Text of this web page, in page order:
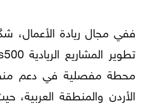
ففي مجال ريادة
محطة مفصلية في دعم
الأردن والمنطقة العربية،